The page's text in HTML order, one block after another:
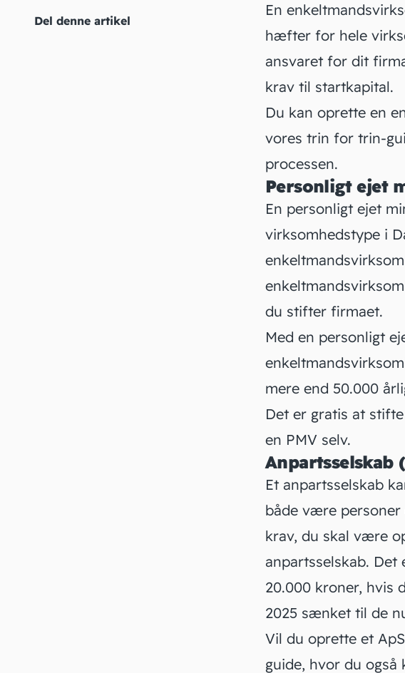
Del denne artikel
En
hæfter for hele
ansvaret for dit
krav til startkapital.
Du kan oprette en
vores trin for trin-
processen.
Personligt ejet
En personligt ejet
virksomhedstype i
du stifter firmaet.
Med en personligt
mere end 50.000
Det er gratis at
en PMV selv.
Anpartsselskab
Et anpartsselskab
både være personer
krav, du skal være
anpartsselskab.
20.000 kroner, hvis
2025 sænket til de
Vil du oprette et
guide, hvor du